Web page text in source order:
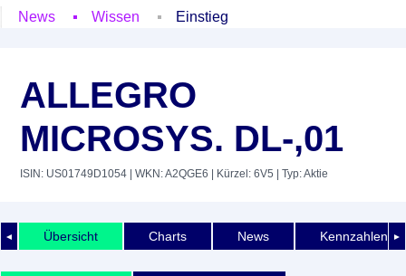
News
Wissen Einstieg
ALLEGRO
MICROSYS. DL-,01
ISIN: US01749D1054 | WKN: A2QGE6 | Kürzel: 6V5 | Typ: Aktie
◄ ►
Übersicht Charts News Kennzahlen